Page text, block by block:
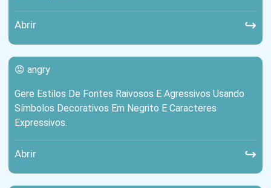
Abrir ↪
😡 angry
Gere Estilos De Fontes Raivosos E Agressivos Usando
Símbolos Decorativos Em Negrito E Caracteres
Expressivos.
Abrir ↪